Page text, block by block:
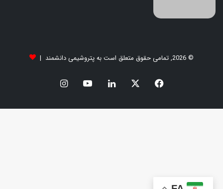
© 2026, تمامی حقوق متعلق است به پتروشیمی دانشمند |